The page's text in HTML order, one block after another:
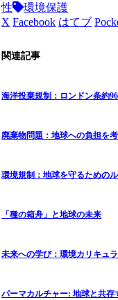
性
環境保護
X Facebook はてブ
関連記事
海洋投棄規制：ロンドン条約
廃棄物問題：地球への負担を
環境規制：地球を守るための
「種の箱舟」と地球の未来
未来への学び：環境カリキュ
パーマカルチャー: 地球と共存